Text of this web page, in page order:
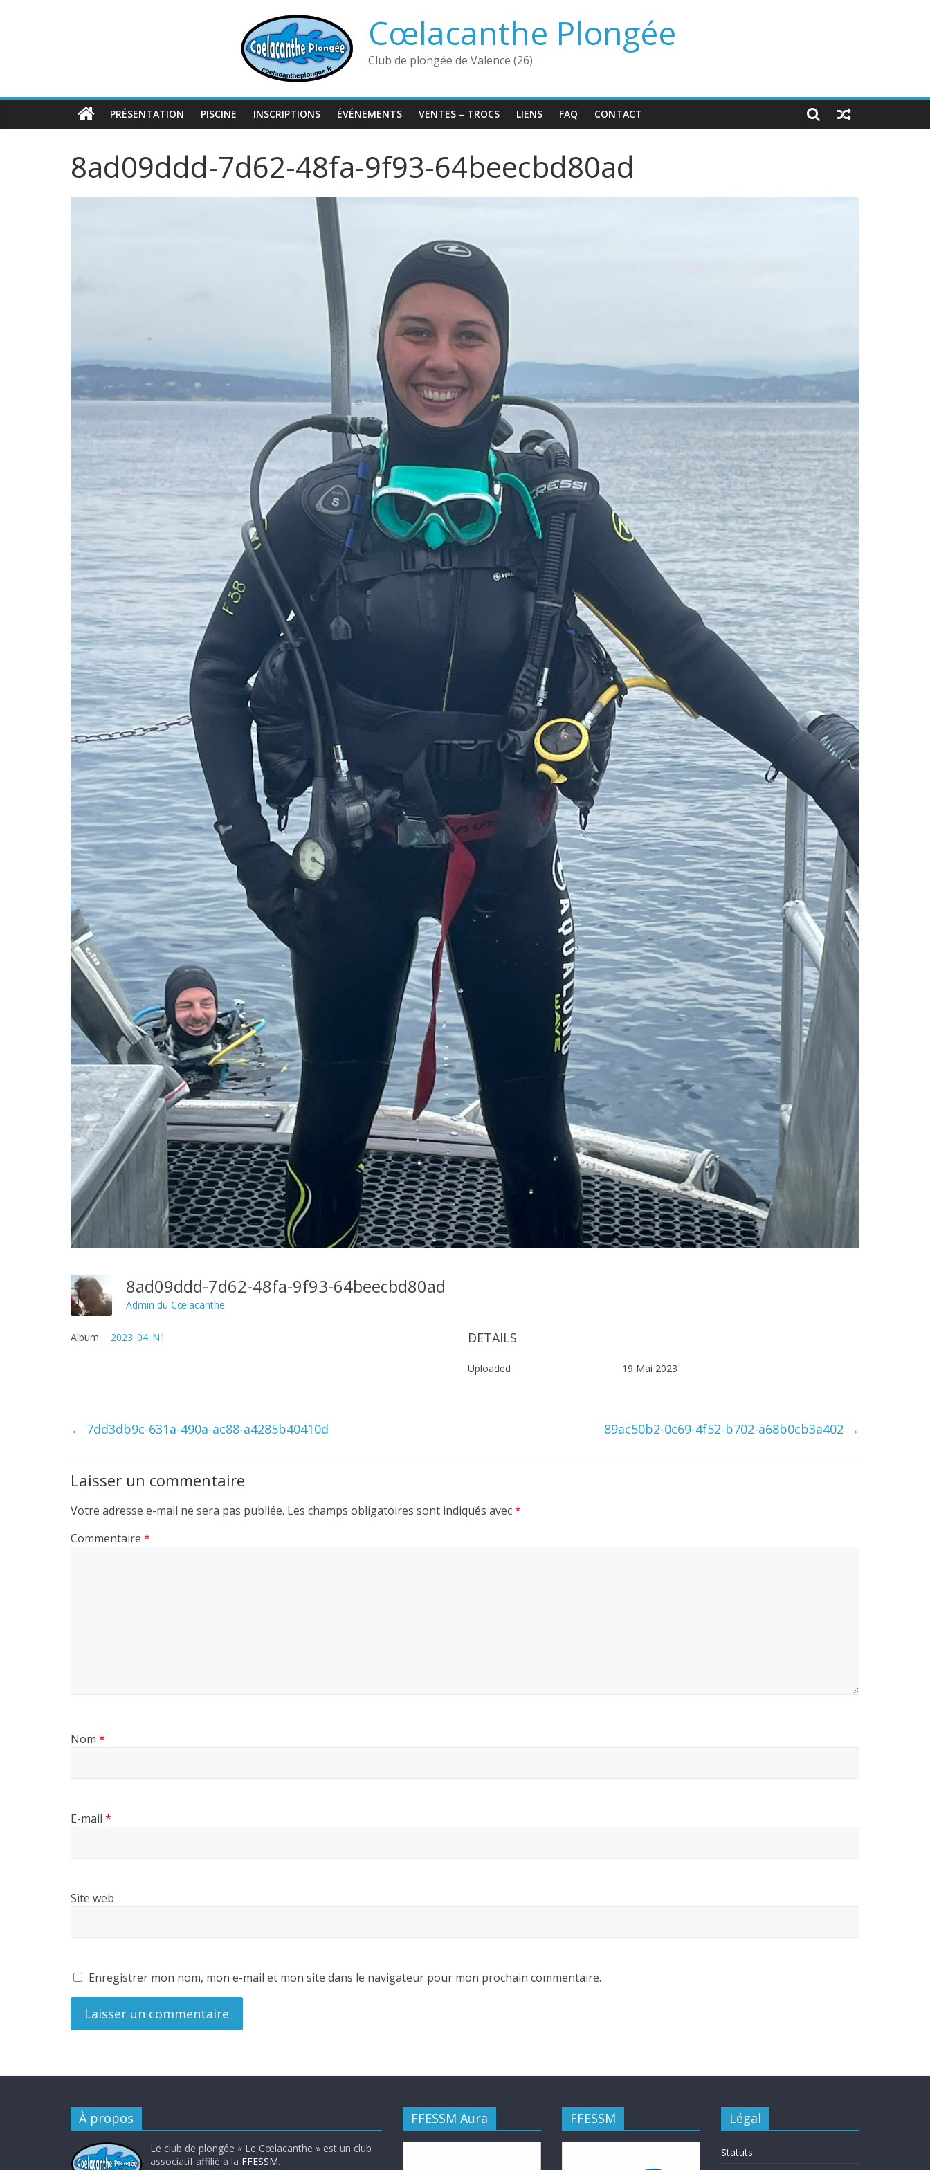
Cœlacanthe Plongée
Club de plongée de Valence (26)
PRÉSENTATION PISCINE INSCRIPTIONS ÉVÉNEMENTS VENTES – TROCS LIENS FAQ CONTACT
8ad09ddd-7d62-48fa-9f93-64beecbd80ad
8ad09ddd-7d62-48fa-9f93-64beecbd80ad
Admin du Cœlacanthe
Album: 2023_04_N1 DETAILS
Uploaded 19 Mai 2023
← 7dd3db9c-631a-490a-ac88-a4285b40410d 89ac50b2-0c69-4f52-b702-a68b0cb3a402 →
Laisser un commentaire
Votre adresse e-mail ne sera pas publiée. Les champs obligatoires sont indiqués avec*
Commentaire *
Nom *
E-mail *
Site web
Enregistrer mon nom, mon e-mail et mon site dans le navigateur pour mon prochain commentaire.
À propos
Le club de plongée « Le Cœlacanthe » est un club
associatif affilié à la FFESSM.
FFESSM Aura FFESSM Légal
Statuts